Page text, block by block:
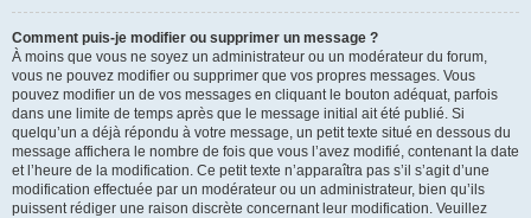
Comment puis-je modifier ou supprimer un message ?
À moins que vous ne soyez un administrateur ou un modérateur du forum,
vous ne pouvez modifier ou supprimer que vos propres messages. Vous
pouvez modifier un de vos messages en cliquant le bouton adéquat, parfois
dans une limite de temps après que le message initial ait été publié. Si
quelqu’un a déjà répondu à votre message, un petit texte situé en dessous du
message affichera le nombre de fois que vous l’avez modifié, contenant la date
et l’heure de la modification. Ce petit texte n’apparaîtra pas s’il s’agit d’une
modification effectuée par un modérateur ou un administrateur, bien qu’ils
puissent rédiger une raison discrète concernant leur modification. Veuillez